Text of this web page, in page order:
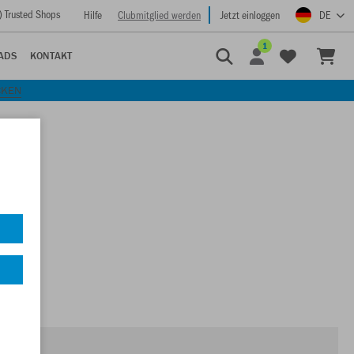
Shops Hilfe Clubmitglied werden Jetzt einloggen DE
KONTAKT
1